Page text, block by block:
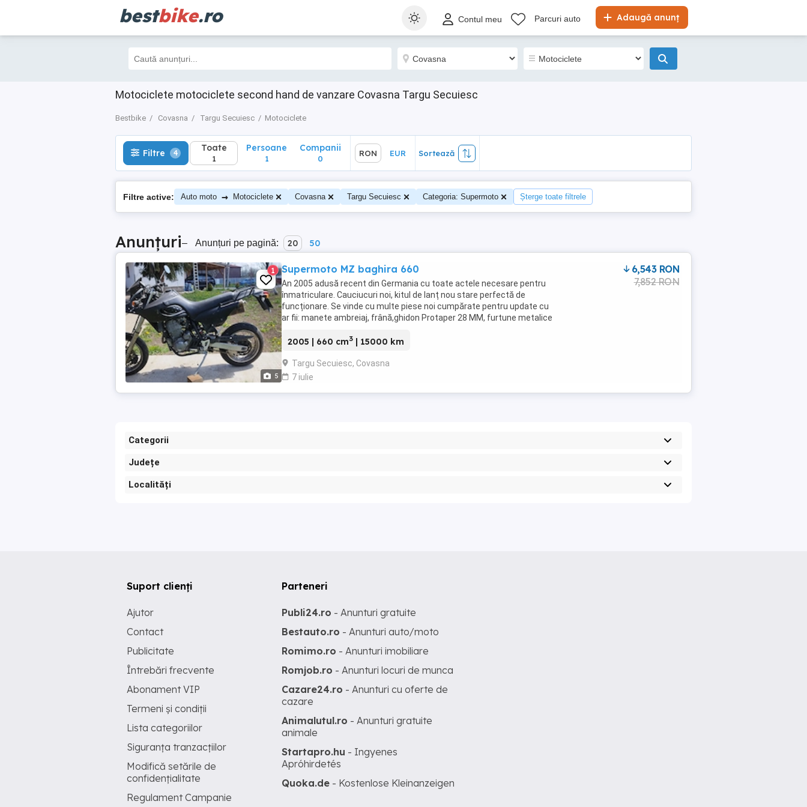
bestbike.ro Adaugă anunț
Contul meu Parcuri auto
Motociclete motociclete second hand de vanzare Covasna Targu Secuiesc
Bestbike Covasna Targu Secuiesc Motociclete
Filtre 4 Toate
1
Sortează
Filtre 4 Toate
1
Persoane
1
Companii
0
RON EUR Sortează
Filtre active: Auto moto → Motociclete Covasna Targu Secuiesc Categoria: Supermoto Șterge toate filtrele
Anunțuri– Anunțuri pe pagină: 20 50
5
1 Supermoto MZ baghira 660
An 2005 adusă recent din Germania cu toate actele necesare pentru
înmatriculare. Cauciucuri noi, kitul de lanț nou stare perfectă de
funcționare. Se vinde cu multe piese noi cumpărate pentru update cu
ar fii: manete ambreiaj, frână,ghidon Protaper 28 MM, furtune metalice
2005 | 660 cm3 | 15000 km
Targu Secuiesc, Covasna
7 iulie
6,543 RON
7,852 RON
Categorii
Județe
Localități
Suport clienți
Ajutor
Contact
Publicitate
Întrebări frecvente
Abonament VIP
Termeni și condiții
Lista categoriilor
Siguranța tranzacțiilor
Modifică setările de
confidențialitate
Regulament Campanie
Parteneri
Publi24.ro - Anunturi gratuite
Bestauto.ro - Anunturi auto/moto
Romimo.ro - Anunturi imobiliare
Romjob.ro - Anunturi locuri de munca
Cazare24.ro - Anunturi cu oferte de
cazare
Animalutul.ro - Anunturi gratuite
animale
Startapro.hu - Ingyenes
Apróhirdetés
Quoka.de - Kostenlose Kleinanzeigen